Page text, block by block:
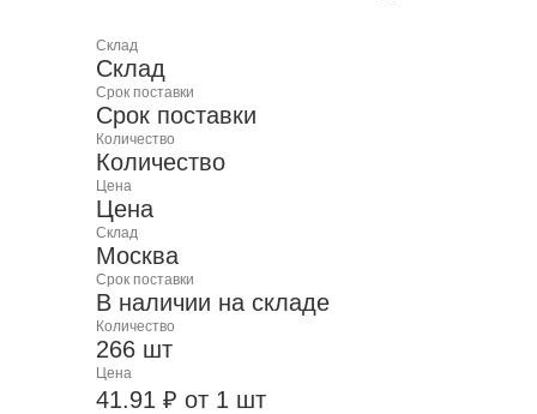
Склад
Склад
Срок поставки
Срок поставки
Количество
Количество
Цена
Цена
Склад
Москва
Срок поставки
В наличии на складе
Количество
266 шт
Цена
41.91 ₽ от 1 шт